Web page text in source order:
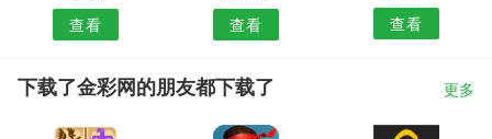
查看 查看 查看
下载了金彩网的朋友都下载了 更多